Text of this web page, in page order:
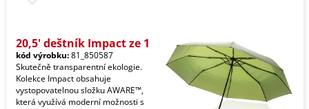
20,5' deštník Impact ze 1
kód výrobku:81_850587
Skutečně transparentní ekologie.
Kolekce Impact obsahuje
vystopovatelnou složku AWARE™,
která využívá moderní možnosti s